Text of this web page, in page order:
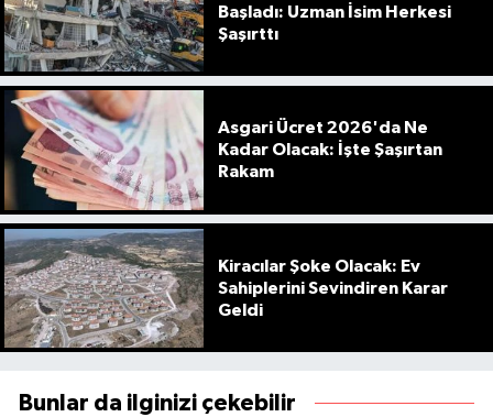
Başladı: Uzman İsim Herkesi
Şaşırttı
Asgari Ücret 2026'da Ne
Kadar Olacak: İşte Şaşırtan
Rakam
Kiracılar Şoke Olacak: Ev
Sahiplerini Sevindiren Karar
Geldi
Bunlar da ilginizi çekebilir